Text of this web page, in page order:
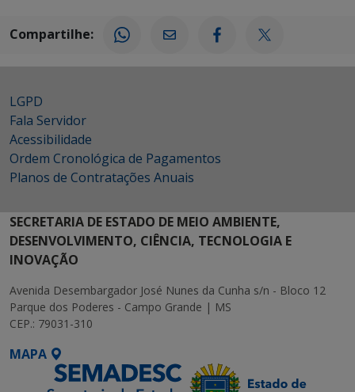
Compartilhe:
LGPD
Fala Servidor
Acessibilidade
Ordem Cronológica de Pagamentos
Planos de Contratações Anuais
SECRETARIA DE ESTADO DE MEIO AMBIENTE,
DESENVOLVIMENTO, CIÊNCIA, TECNOLOGIA E
INOVAÇÃO
Avenida Desembargador José Nunes da Cunha s/n - Bloco 12
Parque dos Poderes - Campo Grande | MS
CEP.: 79031-310
MAPA